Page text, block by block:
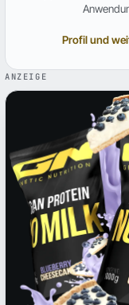
Profil und
ANZEIGE